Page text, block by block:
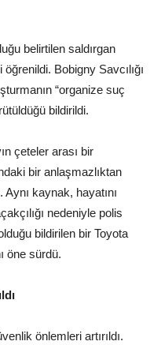
belirtilen saldırgan
Bobigny Savcılığı
“organize suç
bildirildi.
çeteler arası bir
bir anlaşmazlıktan
kaynak, hayatını
nedeniyle polis
bildirilen bir Toyota
öne sürdü.
önlemleri artırıldı.